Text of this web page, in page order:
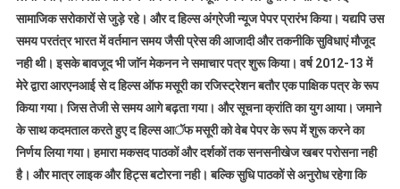
सामाजिक सरोकारों से जुड़े रहे। और द हिल्स अंग्रेजी न्यूज पेपर प्रारंभ किया। यद्यपि उस
समय परतंत्र भारत में वर्तमान समय जैसी प्रेस की आजादी और तकनीकि सुविधाएं मौजूद
नही थी। इसके बावजूद भी जाॅन मेकनन ने समाचार पत्र शुरू किया। वर्ष 2012-13 में
मेरे द्वारा आरएनआई से द हिल्स ऑफ मसूरी का रजिस्ट्रेशन बतौर एक पाक्षिक पत्र के रूप
किया गया। जिस तेजी से समय आगे बढ़ता गया। और सूचना क्रांति का युग आया। जमाने
के साथ कदमताल करते हुए द हिल्स आॅफ मसूरी को वेब पेपर के रूप में शुरू करने का
निर्णय लिया गया। हमारा मकसद पाठकों और दर्शकों तक सनसनीखेज खबर परोसना नही
है। और मात्र लाइक और हिट्स बटोरना नही। बल्कि सुधि पाठकों से अनुरोध रहेगा कि